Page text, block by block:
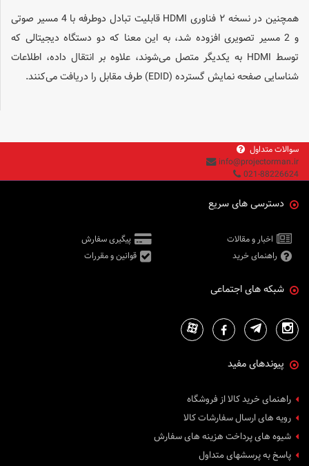
همچنین در نسخه ۲ فناوری HDMI قابلیت تبادل دوطرفه با 4 مسیر صوتی
و 2 مسیر تصویری افزوده‌ شد، به این معنا که دو دستگاه دیجیتالی که
توسط HDMI به یکدیگر متصل می‌شوند، علاوه بر انتقال داده، اطلاعات
شناسایی صفحه نمایش گسترده (EDID) طرف مقابل را دریافت می‌کنند.
سوالات متداول
info@projectorman.ir
021-88226624
دسترسی های سریع
اخبار و مقالات
پیگیری سفارش
راهنمای خرید
قوانین و مقررات
شبکه های اجتماعی
پیوندهای مفید
راهنمای خرید کالا از فروشگاه
رویه های ارسال سفارشات کالا
شیوه های پرداخت هزینه های سفارش
پاسخ به پرسشهای متداول